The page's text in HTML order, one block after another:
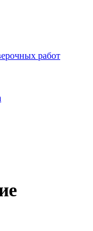
работ